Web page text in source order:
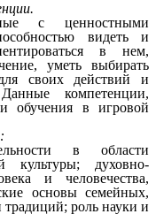
с ценностными
видеть и
в нем,
уметь выбирать
своих действий и
компетенции,
обучения в игровой
в области
культуры; духовно-
и человечества,
основы семейных,
роль науки и